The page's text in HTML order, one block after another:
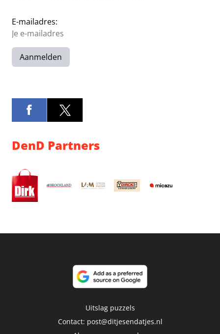
E-mailadres:
Aanmelden
DenD Partners
Uitslag puzzels
Contact: post@ditjesendatjes.nl